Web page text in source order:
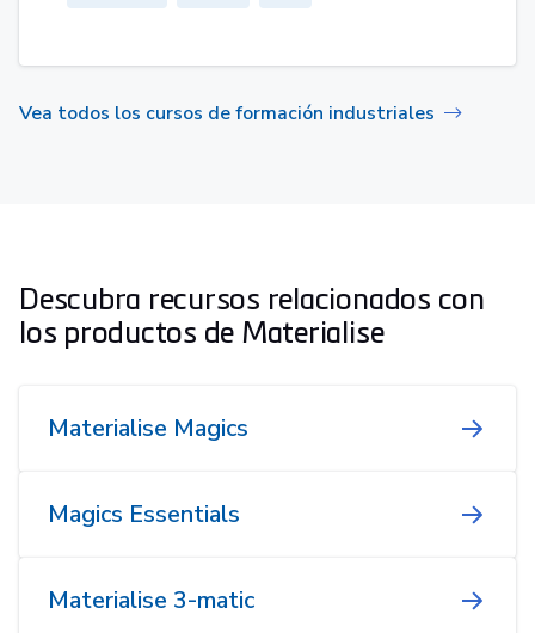
Vea todos los cursos de formación industriales
Descubra recursos relacionados con
los productos de Materialise
Materialise Magics
Magics Essentials
Materialise 3-matic